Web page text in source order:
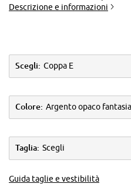
Descrizione e informazioni
Scegli: Coppa E
Colore: Argento opaco
Taglia: Scegli
Guida taglie e vestibilità